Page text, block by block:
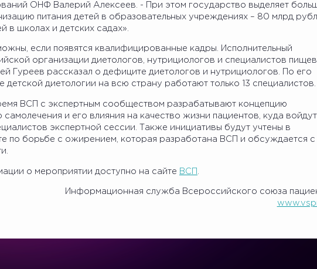
ОНФ Валерий Алексеев. - При этом государство выделяет
питания детей в образовательных учреждениях – 80 млрд
в школах и детских садах».
если появятся квалифицированные кадры. Исполнительный
организации диетологов, нутрициологов и специалистов
Гуреев рассказал о дефиците диетологов и нутрициологов. По его
детской диетологии на всю страну работают только 13 специалистов.
ВСП с экспертным сообществом разрабатывают концепцию
самолечения и его влияния на качество жизни пациентов, куда войдут
экспертной сессии. Также инициативы будут учтены в
по борьбе с ожирением, которая разработана ВСП и обсуждается с
о мероприятии доступно на сайте ВСП
Информационная служба Всероссийского союза